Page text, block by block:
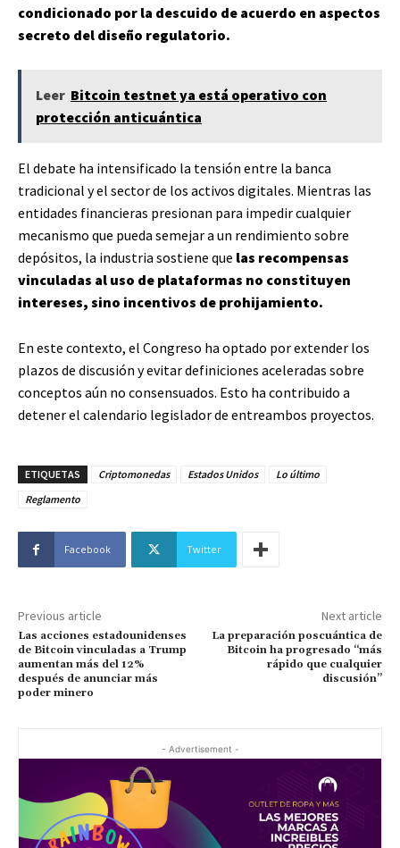
condicionado por la descuido de acuerdo en aspectos
secreto del diseño regulatorio.
Leer Bitcoin testnet ya está operativo con
protección anticuántica
El debate ha intensificado la tensión entre la banca
tradicional y el sector de los activos digitales. Mientras las
entidades financieras presionan para impedir cualquier
mecanismo que pueda semejar a un rendimiento sobre
depósitos, la industria sostiene que las recompensas
vinculadas al uso de plataformas no constituyen
intereses, sino incentivos de prohijamiento.
En este contexto, el Congreso ha optado por extender los
plazos de discusión y evitar definiciones aceleradas sobre
conceptos aún no consensuados. Esto ha contribuido a
detener el calendario legislador de entreambos proyectos.
ETIQUETAS Criptomonedas Estados Unidos
Lo último
Reglamento
Facebook Twitter
Previous article
Las acciones estadounidenses
de Bitcoin vinculadas a Trump
aumentan más del 12%
después de anunciar más
poder minero
Next article
La preparación poscuántica de
Bitcoin ha progresado “más
rápido que cualquier
discusión”
- Advertisement -